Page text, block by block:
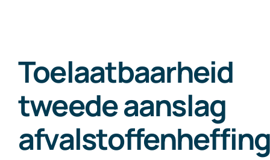
Nieuws
Exact Online
Neem contact op!
Toelaatbaarheid
tweede aanslag